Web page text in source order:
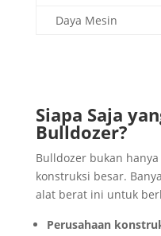
Daya Mesin
Siapa Saja
Bulldozer?
Bulldozer bukan
konstruksi besar.
alat berat ini untuk
Perusahaan